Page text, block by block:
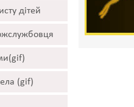
дітей
(gif)